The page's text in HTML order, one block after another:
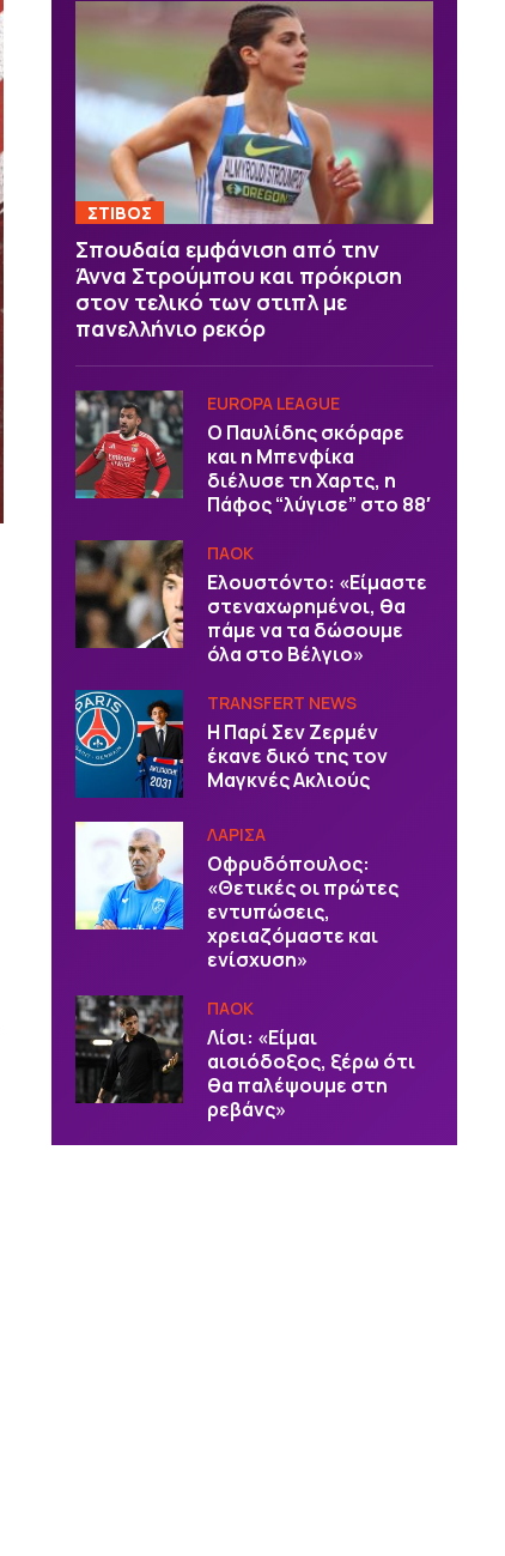
ΣΤΙΒΟΣ
Σπουδαία εμφάνιση από την
Άννα Στρούμπου και πρόκριση
στον τελικό των στιπλ με
πανελλήνιο ρεκόρ
EUROPA LEAGUE
Ο Παυλίδης σκόραρε
και η Μπενφίκα
διέλυσε τη Χαρτς, η
Πάφος “λύγισε” στο 88′
ΠΑΟΚ
Ελουστόντο: «Είμαστε
στεναχωρημένοι, θα
πάμε να τα δώσουμε
όλα στο Βέλγιο»
TRANSFERT NEWS
Η Παρί Σεν Ζερμέν
έκανε δικό της τον
Μαγκνές Ακλιούς
ΛΑΡΙΣΑ
Οφρυδόπουλος:
«Θετικές οι πρώτες
εντυπώσεις,
χρειαζόμαστε και
ενίσχυση»
ΠΑΟΚ
Λίσι: «Είμαι
αισιόδοξος, ξέρω ότι
θα παλέψουμε στη
ρεβάνς»